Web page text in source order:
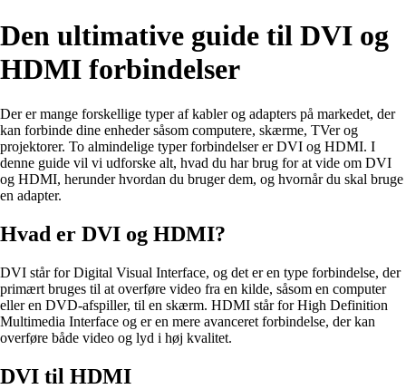
Den ultimative guide til DVI og
HDMI forbindelser
Der er mange forskellige typer af kabler og adapters på markedet, der
kan forbinde dine enheder såsom computere, skærme, TVer og
projektorer. To almindelige typer forbindelser er DVI og HDMI. I
denne guide vil vi udforske alt, hvad du har brug for at vide om DVI
og HDMI, herunder hvordan du bruger dem, og hvornår du skal bruge
en adapter.
Hvad er DVI og HDMI?
DVI står for Digital Visual Interface, og det er en type forbindelse, der
primært bruges til at overføre video fra en kilde, såsom en computer
eller en DVD-afspiller, til en skærm. HDMI står for High Definition
Multimedia Interface og er en mere avanceret forbindelse, der kan
overføre både video og lyd i høj kvalitet.
DVI til HDMI